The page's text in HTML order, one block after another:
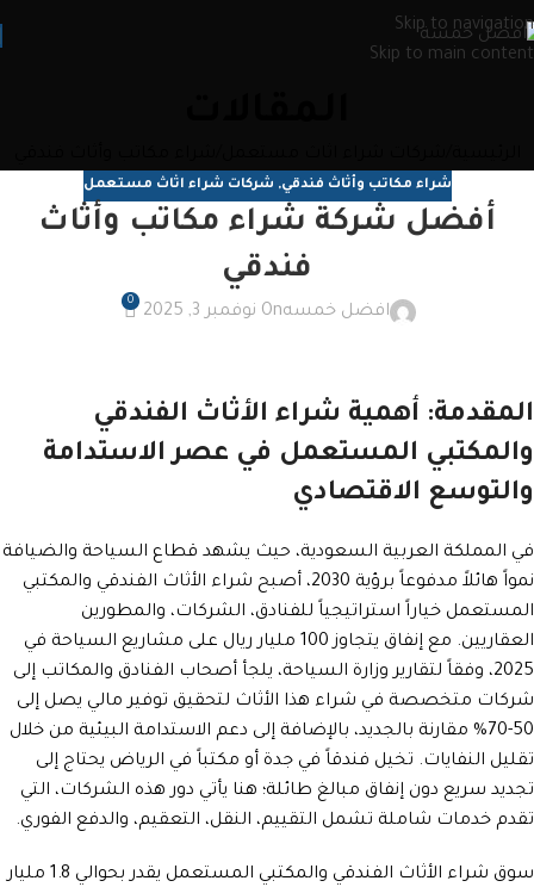
Skip to navigation
Skip to main content
شراء مكاتب وأثاث فندقي, شركات شراء اثاث مستعمل
أفضل شركة شراء مكاتب وأثاث
فندقي
افضل خمسهOn نوفمبر 3, 2025
0
المقدمة: أهمية شراء الأثاث الفندقي
والمكتبي المستعمل في عصر الاستدامة
والتوسع الاقتصادي
في المملكة العربية السعودية، حيث يشهد قطاع السياحة والضيافة
نمواً هائلاً مدفوعاً برؤية 2030، أصبح شراء الأثاث الفندقي والمكتبي
المستعمل خياراً استراتيجياً للفنادق، الشركات، والمطورين
العقاريين. مع إنفاق يتجاوز 100 مليار ريال على مشاريع السياحة في
2025، وفقاً لتقارير وزارة السياحة، يلجأ أصحاب الفنادق والمكاتب إلى
شركات متخصصة في شراء هذا الأثاث لتحقيق توفير مالي يصل إلى
50-70% مقارنة بالجديد، بالإضافة إلى دعم الاستدامة البيئية من خلال
تقليل النفايات. تخيل فندقاً في جدة أو مكتباً في الرياض يحتاج إلى
تجديد سريع دون إنفاق مبالغ طائلة؛ هنا يأتي دور هذه الشركات، التي
تقدم خدمات شاملة تشمل التقييم، النقل، التعقيم، والدفع الفوري.
سوق شراء الأثاث الفندقي والمكتبي المستعمل يقدر بحوالي 1.8 مليار